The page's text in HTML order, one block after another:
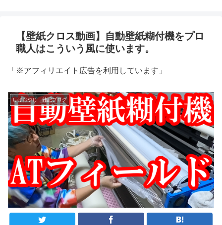
【壁紙クロス動画】自動壁紙糊付機をプロ
職人はこういう風に使います。
「※アフィリエイト広告を利用しています」
しげおやじ 雑記ブログ